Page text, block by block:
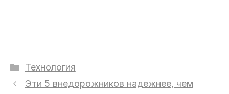
Рубрики
Технология
Эти 5 внедорожников надежнее, чем